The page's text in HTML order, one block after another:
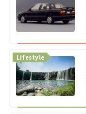
Lifestyle